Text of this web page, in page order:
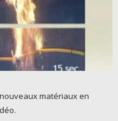
matériaux en